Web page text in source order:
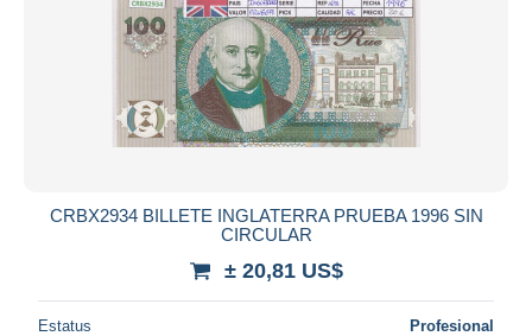
CRBX2934 BILLETE INGLATERRA PRUEBA 1996 SIN
CIRCULAR
± 20,81 US$
Estatus Profesional